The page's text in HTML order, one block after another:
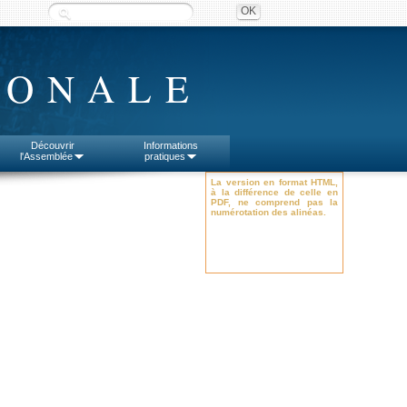
Découvrir
l'Assemblée
Informations
pratiques
La version en format HTML,
à la différence de celle en
PDF, ne comprend pas la
numérotation des alinéas.